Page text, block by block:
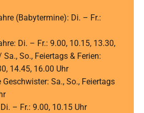
(Babytermine): Di. – Fr.:
Di. – Fr.: 9.00, 10.15, 13.30,
So., Feiertags & Ferien:
14.45, 16.00 Uhr
Sa., So., Feiertags
– Fr.: 9.00, 10.15 Uhr